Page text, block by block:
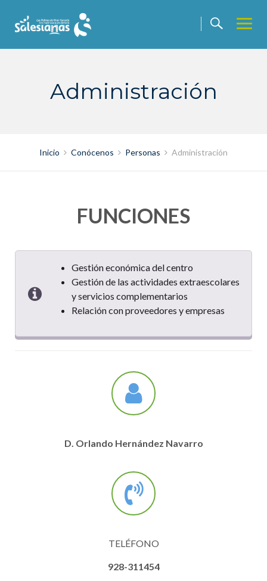
contenido
Administración
Inicio Conócenos Personas Administración
FUNCIONES
Gestión económica del centro
Gestión de las actividades extraescolares
y servicios complementarios
Relación con proveedores y empresas
D. Orlando Hernández Navarro
TELÉFONO
928-311454